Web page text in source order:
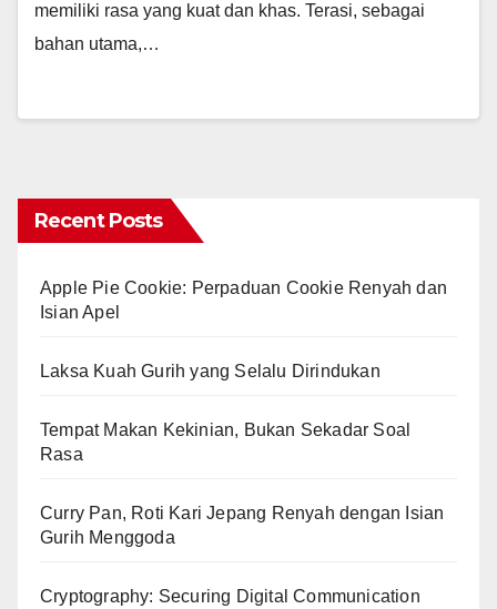
memiliki rasa yang kuat dan khas. Terasi, sebagai
bahan utama,…
Recent Posts
Apple Pie Cookie: Perpaduan Cookie Renyah dan
Isian Apel
Laksa Kuah Gurih yang Selalu Dirindukan
Tempat Makan Kekinian, Bukan Sekadar Soal
Rasa
Curry Pan, Roti Kari Jepang Renyah dengan Isian
Gurih Menggoda
Cryptography: Securing Digital Communication